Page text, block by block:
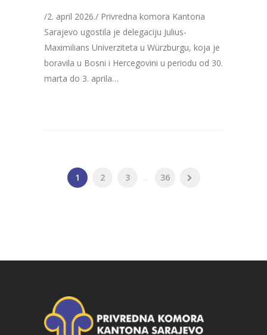
/2. april 2026./ Privredna komora Kantona
Sarajevo ugostila je delegaciju Julius-
Maximilians Univerziteta u Würzburgu, koja je
boravila u Bosni i Hercegovini u periodu od 30.
marta do 3. aprila…
1 2 3 ... 36